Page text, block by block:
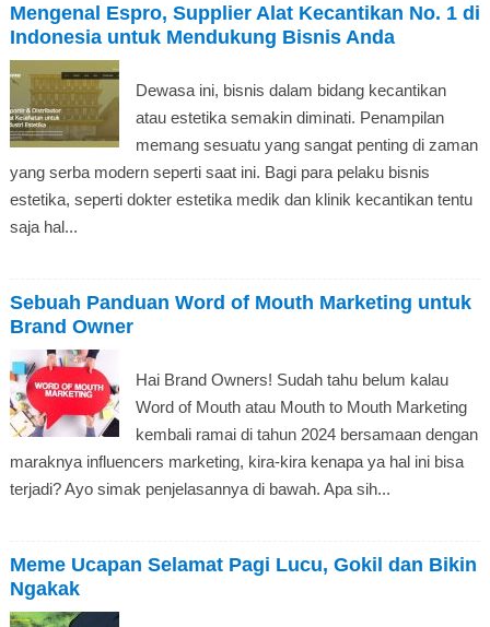
Mengenal Espro, Supplier Alat Kecantikan No. 1 di
Indonesia untuk Mendukung Bisnis Anda
Dewasa ini, bisnis dalam bidang kecantikan
atau estetika semakin diminati. Penampilan
memang sesuatu yang sangat penting di zaman
yang serba modern seperti saat ini. Bagi para pelaku bisnis
estetika, seperti dokter estetika medik dan klinik kecantikan tentu
saja hal...
Sebuah Panduan Word of Mouth Marketing untuk
Brand Owner
Hai Brand Owners! Sudah tahu belum kalau
Word of Mouth atau Mouth to Mouth Marketing
kembali ramai di tahun 2024 bersamaan dengan
maraknya influencers marketing, kira-kira kenapa ya hal ini bisa
terjadi? Ayo simak penjelasannya di bawah. Apa sih...
Meme Ucapan Selamat Pagi Lucu, Gokil dan Bikin
Ngakak